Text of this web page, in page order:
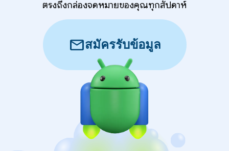
ตรงถึงกล่องจดหมายของคุณทุกสัปดาห์
mailสมัครรับข้อมูล